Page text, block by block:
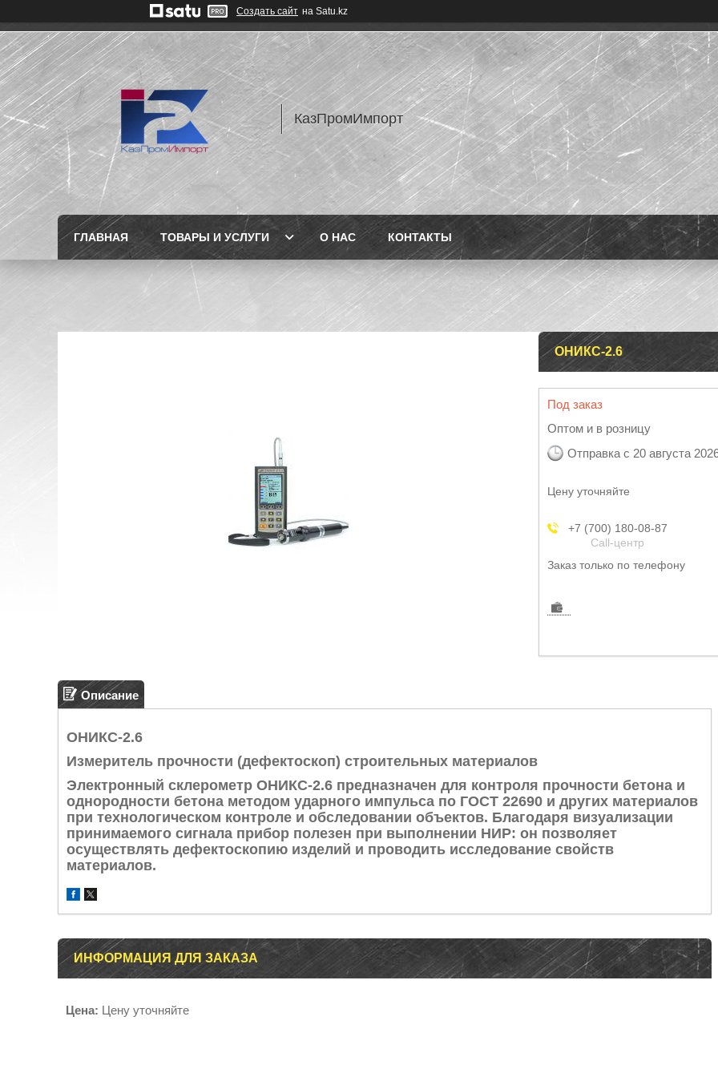
Создать сайт на Satu.kz
КазПромИмпорт
ГЛАВНАЯ ТОВАРЫ И УСЛУГИ О НАС КОНТАКТЫ
ОНИКС-2.6
Под заказ
Оптом и в розницу
Отправка с 20 августа
Цену уточняйте
+7 (700) 180-08-87
Call-центр
Заказ только по телефону
Описание
ОНИКС-2.6
Измеритель прочности (дефектоскоп) строительных материалов
Электронный склерометр ОНИКС-2.6 предназначен для контроля прочности бетона и
однородности бетона методом ударного импульса по ГОСТ 22690 и других материалов
при технологическом контроле и обследовании объектов. Благодаря визуализации
принимаемого сигнала прибор полезен при выполнении НИР: он позволяет
осуществлять дефектоскопию изделий и проводить исследование свойств
материалов.
ИНФОРМАЦИЯ ДЛЯ ЗАКАЗА
Цена: Цену уточняйте